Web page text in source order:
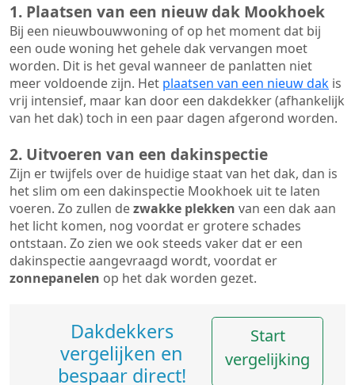
1. Plaatsen van een nieuw dak Mookhoek
Bij een nieuwbouwwoning of op het moment dat bij
een oude woning het gehele dak vervangen moet
worden. Dit is het geval wanneer de panlatten niet
meer voldoende zijn. Het plaatsen van een nieuw dak is
vrij intensief, maar kan door een dakdekker (afhankelijk
van het dak) toch in een paar dagen afgerond worden.
2. Uitvoeren van een dakinspectie
Zijn er twijfels over de huidige staat van het dak, dan is
het slim om een dakinspectie Mookhoek uit te laten
voeren. Zo zullen dezwakke plekken van een dak aan
het licht komen, nog voordat er grotere schades
ontstaan. Zo zien we ook steeds vaker dat er een
dakinspectie aangevraagd wordt, voordat er
zonnepanelen op het dak worden gezet.
Dakdekkers
vergelijken en
bespaar direct!
Start
vergelijking